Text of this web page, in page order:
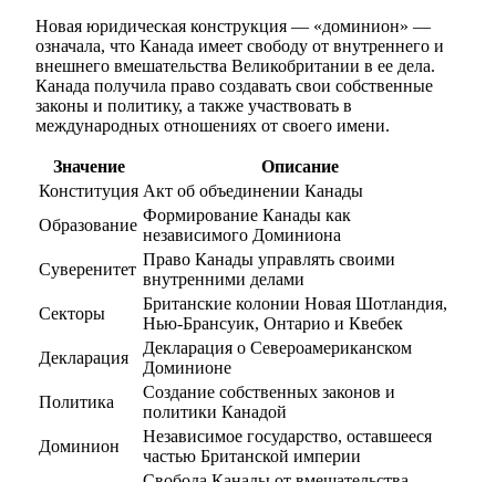
Новая юридическая конструкция — «доминион» —
означала, что Канада имеет свободу от внутреннего и
внешнего вмешательства Великобритании в ее дела.
Канада получила право создавать свои собственные
законы и политику, а также участвовать в
международных отношениях от своего имени.
Значение
Описание
Конституция Акт об объединении Канады
Образование
Формирование Канады как
независимого Доминиона
Суверенитет
Право Канады управлять своими
внутренними делами
Секторы
Британские колонии Новая Шотландия,
Нью-Брансуик, Онтарио и Квебек
Декларация
Декларация о Североамериканском
Доминионе
Политика
Создание собственных законов и
политики Канадой
Доминион
Независимое государство, оставшееся
частью Британской империи